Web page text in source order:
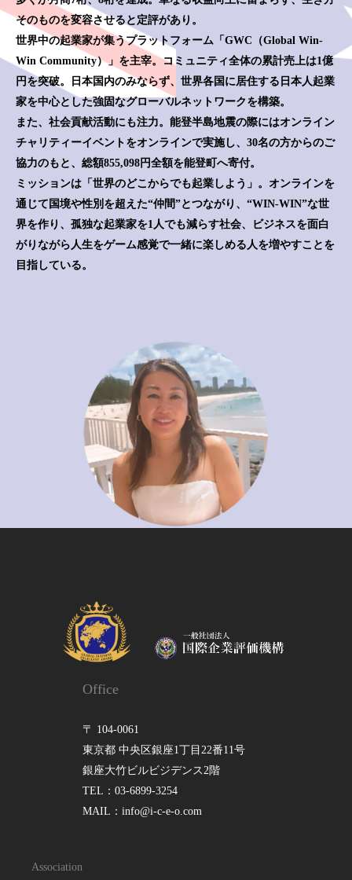
そのものを変容させると定評があり。
世界中の起業家が集うプラットフォーム「GWC（Global Win-
Win Community）」を主宰。コミュニティ全体の累計売上は1億
円を突破。日本国内のみならず、世界各国に居住する日本人起業
家を中心とした強固なグローバルネットワークを構築。
また、社会貢献活動にも注力。能登半島地震の際にはオンライン
チャリティーイベントをオンラインで実施し、30名の方からのご
協力のもと、総額855,098円全額を能登町へ寄付。
ミッションは「世界のどこからでも起業しよう」。オンラインを
通じて国境や性別を超えた“仲間”とつながり、“WIN-WIN”な世
界を作り、孤独な起業家を1人でも減らす社会、ビジネスを面白
がりながら人生をゲーム感覚で一緒に楽しめる人を増やすことを
目指している。
Office
〒 104-0061
東京都 中央区銀座1丁目22番11号
銀座大竹ビルビジデンス2階
TEL：03-6899-3254
MAIL：info@i-c-e-o.com
Association